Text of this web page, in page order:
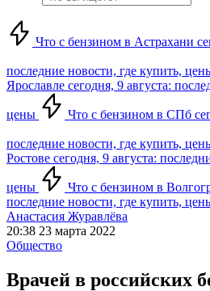
Что с бензином в Астрахани
последние новости, где купить,
Ярославле сегодня, 9 августа:
цены Что с бензином в СПб
последние новости, где купить,
Ростове сегодня, 9 августа:
цены
Что с бензином в
последние новости, где купить,
Анастасия Журавлёва
20:38 23 марта 2022
Общество
Врачей в российских